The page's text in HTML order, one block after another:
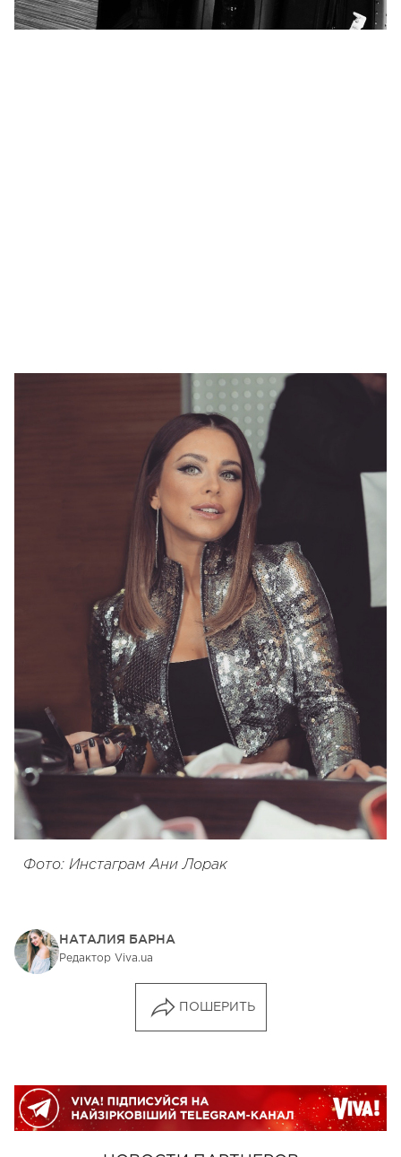
Фото: Инстаграм Ани Лорак
НАТАЛИЯ БАРНА
Редактор Viva.ua
ПОШЕРИТЬ